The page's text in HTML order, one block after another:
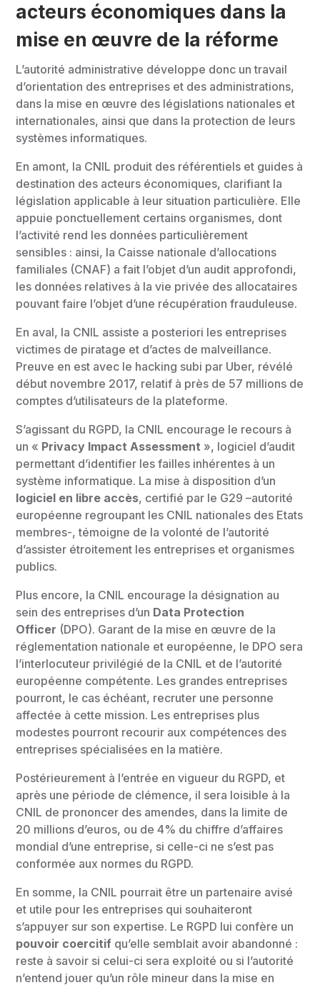
acteurs économiques dans la
mise en œuvre de la réforme
L’autorité administrative développe donc un travail
d’orientation des entreprises et des administrations,
dans la mise en œuvre des législations nationales et
internationales, ainsi que dans la protection de leurs
systèmes informatiques.
En amont, la CNIL produit des référentiels et guides à
destination des acteurs économiques, clarifiant la
législation applicable à leur situation particulière. Elle
appuie ponctuellement certains organismes, dont
l’activité rend les données particulièrement
sensibles : ainsi, la Caisse nationale d’allocations
familiales (CNAF) a fait l’objet d’un audit approfondi,
les données relatives à la vie privée des allocataires
pouvant faire l’objet d’une récupération frauduleuse.
En aval, la CNIL assiste a posteriori les entreprises
victimes de piratage et d’actes de malveillance.
Preuve en est avec le hacking subi par Uber, révélé
début novembre 2017, relatif à près de 57 millions de
comptes d’utilisateurs de la plateforme.
S’agissant du RGPD, la CNIL encourage le recours à
un « Privacy Impact Assessment », logiciel d’audit
permettant d’identifier les failles inhérentes à un
système informatique. La mise à disposition d’un
logiciel en libre accès, certifié par le G29 –autorité
européenne regroupant les CNIL nationales des Etats
membres-, témoigne de la volonté de l’autorité
d’assister étroitement les entreprises et organismes
publics.
Plus encore, la CNIL encourage la désignation au
sein des entreprises d’un Data Protection
Officer (DPO). Garant de la mise en œuvre de la
réglementation nationale et européenne, le DPO sera
l’interlocuteur privilégié de la CNIL et de l’autorité
européenne compétente. Les grandes entreprises
pourront, le cas échéant, recruter une personne
affectée à cette mission. Les entreprises plus
modestes pourront recourir aux compétences des
entreprises spécialisées en la matière.
Postérieurement à l’entrée en vigueur du RGPD, et
après une période de clémence, il sera loisible à la
CNIL de prononcer des amendes, dans la limite de
20 millions d’euros, ou de 4% du chiffre d’affaires
mondial d’une entreprise, si celle-ci ne s’est pas
conformée aux normes du RGPD.
En somme, la CNIL pourrait être un partenaire avisé
et utile pour les entreprises qui souhaiteront
s’appuyer sur son expertise. Le RGPD lui confère un
pouvoir coercitif qu’elle semblait avoir abandonné :
reste à savoir si celui-ci sera exploité ou si l’autorité
n’entend jouer qu’un rôle mineur dans la mise en